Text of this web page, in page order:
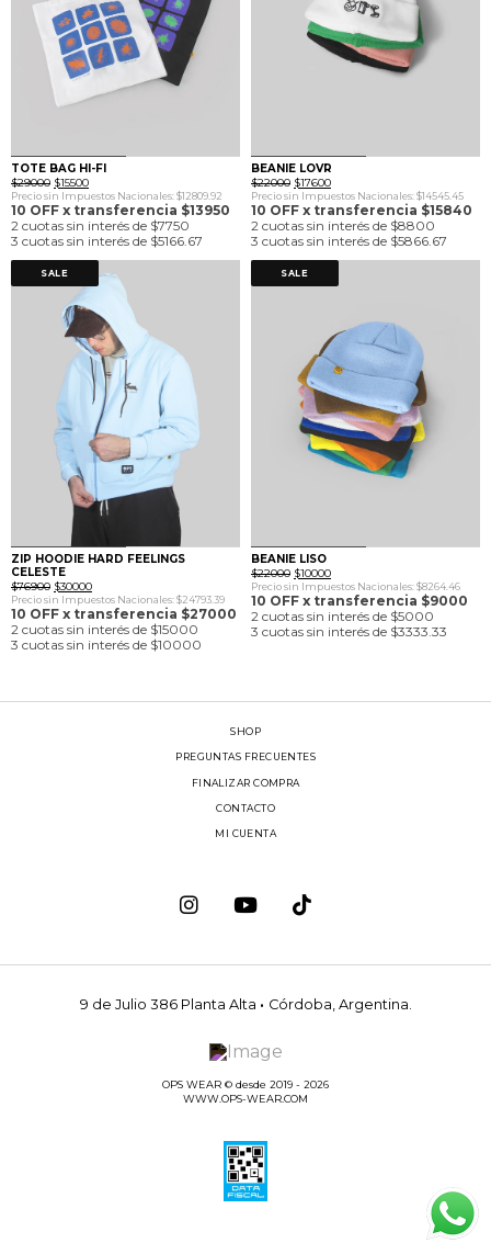
0 1
TOTE BAG HI-FI
$29000 El
precio
original
era:
$29000.
$15500El
precio
actual
es:
$15500.
Precio sin Impuestos Nacionales: $12809.92
10 OFF x transferencia $13950
2 cuotas sin interés de $7750
3 cuotas sin interés de $5166.67
0 1
BEANIE LOVR
$22000 El
precio
original
era:
$22000.
$17600El
precio
actual
es:
$17600.
Precio sin Impuestos Nacionales: $14545.45
10 OFF x transferencia $15840
2 cuotas sin interés de $8800
3 cuotas sin interés de $5866.67
SALE
0 1
ZIP HOODIE HARD FEELINGS
CELESTE
$76900 El
precio
original
era:
$76900.
$30000El
precio
actual
es:
$30000.
Precio sin Impuestos Nacionales: $24793.39
10 OFF x transferencia $27000
2 cuotas sin interés de $15000
3 cuotas sin interés de $10000
SALE
0 1
BEANIE LISO
$22000 El
precio
original
era:
$22000.
$10000El
precio
actual
es:
$10000.
Precio sin Impuestos Nacionales: $8264.46
10 OFF x transferencia $9000
2 cuotas sin interés de $5000
3 cuotas sin interés de $3333.33
SHOP
PREGUNTAS FRECUENTES
FINALIZAR COMPRA
CONTACTO
MI CUENTA
9 de Julio 386 Planta Alta · Córdoba, Argentina.
OPS WEAR © desde 2019 - 2026
WWW.OPS-WEAR.COM